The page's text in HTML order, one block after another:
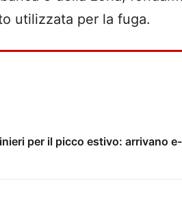
utilizzata per la fuga.
per il picco estivo: arrivano